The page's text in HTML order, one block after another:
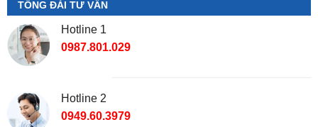
0987.801.029
Địa Chỉ Shop